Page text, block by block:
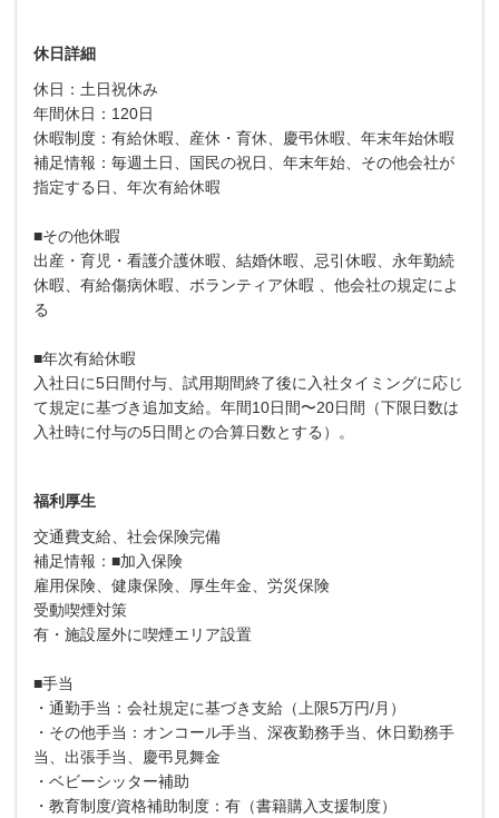
休日詳細
休日：土日祝休み
年間休日：120日
休暇制度：有給休暇、産休・育休、慶弔休暇、年末年始休暇
補足情報：毎週土日、国民の祝日、年末年始、その他会社が
指定する日、年次有給休暇
■その他休暇
出産・育児・看護介護休暇、結婚休暇、忌引休暇、永年勤続
休暇、有給傷病休暇、ボランティア休暇 、他会社の規定によ
る
■年次有給休暇
入社日に5日間付与、試用期間終了後に入社タイミングに応じ
て規定に基づき追加支給。年間10日間〜20日間（下限日数は
入社時に付与の5日間との合算日数とする）。
福利厚生
交通費支給、社会保険完備
補足情報：■加入保険
雇用保険、健康保険、厚生年金、労災保険
受動喫煙対策
有・施設屋外に喫煙エリア設置
■手当
・通勤手当：会社規定に基づき支給（上限5万円/月）
・その他手当：オンコール手当、深夜勤務手当、休日勤務手
当、出張手当、慶弔見舞金
・ベビーシッター補助
・教育制度/資格補助制度：有（書籍購入支援制度）